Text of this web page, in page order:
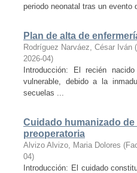
periodo neonatal tras un evento
Plan de alta de
Rodríguez Narváez, César Iván (
2026-04)
Introducción: El recién
vulnerable, debido a la
secuelas ...
Cuidado humanizado
preoperatoria
Alvizo Alvizo, Maria Dolores (
04)
Introducción: El cuidado